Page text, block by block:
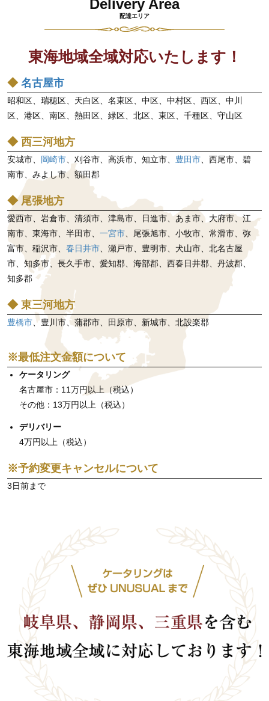
Delivery Area
配達エリア
東海地域全域対応いたします！
◆ 名古屋市
昭和区、瑞穂区、天白区、名東区、中区、中村区、西区、中川
区、港区、南区、熱田区、緑区、北区、東区、千種区、守山区
◆ 西三河地方
安城市、 岡崎市 、刈谷市、高浜市、知立市、 豊田市 、西尾市、碧
南市、みよし市、額田郡
◆ 尾張地方
愛西市、岩倉市、清須市、津島市、日進市、あま市、大府市、江
南市、東海市、半田市、 一宮市 、尾張旭市、小牧市、常滑市、弥
富市、稲沢市、 春日井市 、瀬戸市、豊明市、犬山市、北名古屋
市、知多市、長久手市、愛知郡、海部郡、西春日井郡、丹波郡、
知多郡
◆ 東三河地方
豊橋市 、豊川市、蒲郡市、田原市、新城市、北設楽郡
※最低注文金額について
ケータリング
名古屋市：11万円以上（税込）
その他：13万円以上（税込）
デリバリー
4万円以上（税込）
※予約変更キャンセルについて
3日前まで